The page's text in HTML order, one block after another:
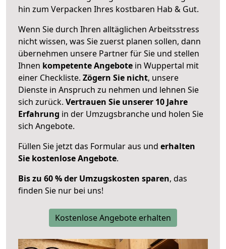
hin zum Verpacken Ihres kostbaren Hab & Gut.
Wenn Sie durch Ihren alltäglichen Arbeitsstress
nicht wissen, was Sie zuerst planen sollen, dann
übernehmen unsere Partner für Sie und stellen
Ihnen kompetente Angebote in Wuppertal mit
einer Checkliste. Zögern Sie nicht, unsere
Dienste in Anspruch zu nehmen und lehnen Sie
sich zurück. Vertrauen Sie unserer 10 Jahre
Erfahrung in der Umzugsbranche und holen Sie
sich Angebote.
Füllen Sie jetzt das Formular aus und erhalten
Sie kostenlose Angebote.
Bis zu 60 % der Umzugskosten sparen, das
finden Sie nur bei uns!
Kostenlose Angebote erhalten